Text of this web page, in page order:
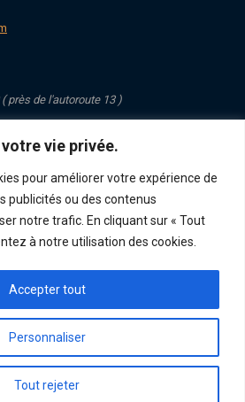
vie privée.
pour améliorer votre expérience de
publicités ou des contenus
notre trafic. En cliquant sur « Tout
à notre utilisation des cookies.
Personnaliser
Tout rejeter
Accepter tout
près de l'autoroute 13 )
DROITS RÉSERVÉS © 2026